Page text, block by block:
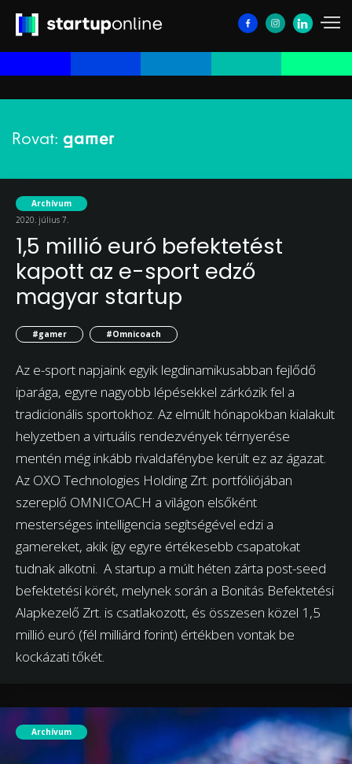
Rovat: gamer
Archívum
2020. július 7.
1,5 millió euró befektetést
kapott az e-sport edző
magyar startup
#gamer #Omnicoach
Az e-sport napjaink egyik legdinamikusabban fejlődő
iparága, egyre nagyobb lépésekkel zárkózik fel a
tradicionális sportokhoz. Az elmúlt hónapokban kialakult
helyzetben a virtuális rendezvények térnyerése
mentén még inkább rivaldafénybe került ez az ágazat.
Az OXO Technologies Holding Zrt. portfóliójában
szereplő OMNICOACH a világon elsőként
mesterséges intelligencia segítségével edzi a
gamereket, akik így egyre értékesebb csapatokat
tudnak alkotni. A startup a múlt héten zárta post-seed
befektetési körét, melynek során a Bonitás Befektetési
Alapkezelő Zrt. is csatlakozott, és összesen közel 1,5
millió euró (fél milliárd forint) értékben vontak be
kockázati tőkét.
Archívum